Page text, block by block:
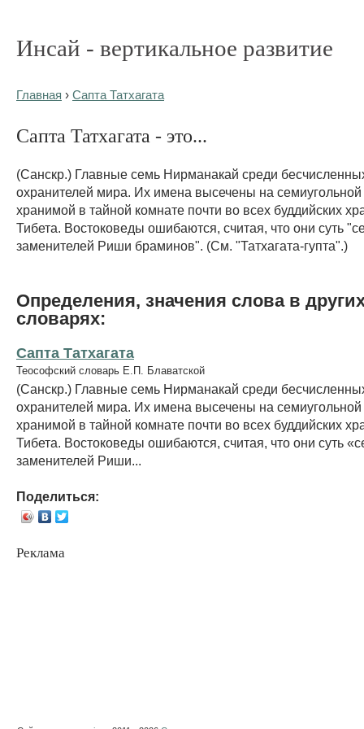
Инсай - вертикальное развитие
Главная › Сапта Татхагата
Сапта Татхагата - это...
(Санскр.) Главные семь Нирманакай среди
охранителей мира. Их имена высечены на семиугольной
хранимой в тайной комнате почти во всех буддийских
Тибета. Востоковеды ошибаются, считая, что они суть
заменителей Риши браминов". (См. "Татхагата-гупта".)
Определения, значения слова в
словарях:
Сапта Татхагата
Теософский словарь Е.П. Блаватской
(Санскр.) Главные семь Нирманакай среди
охранителей мира. Их имена высечены на семиугольной
хранимой в тайной комнате почти во всех буддийских
Тибета. Востоковеды ошибаются, считая, что они суть
заменителей Риши...
Поделиться:
Реклама